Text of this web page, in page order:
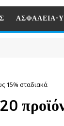
ΑΣΦΑΛΕΙΑ-
15% σταδιακά